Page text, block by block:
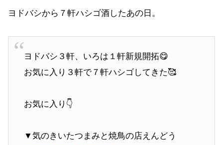
ヨドバシから７軒ハシゴ酒したあの日。
ヨドバシ３軒、いろは１軒新規開拓😋
お気に入り３軒で７軒ハシゴしてきた🥰
お気に入り👇
▼気のきいたつまみと焼鳥の店えんどう